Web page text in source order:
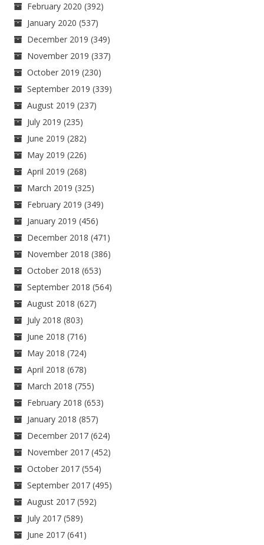
February 2020 (392)
January 2020 (537)
December 2019 (349)
November 2019 (337)
October 2019 (230)
September 2019 (339)
August 2019 (237)
July 2019 (235)
June 2019 (282)
May 2019 (226)
April 2019 (268)
March 2019 (325)
February 2019 (349)
January 2019 (456)
December 2018 (471)
November 2018 (386)
October 2018 (653)
September 2018 (564)
August 2018 (627)
July 2018 (803)
June 2018 (716)
May 2018 (724)
April 2018 (678)
March 2018 (755)
February 2018 (653)
January 2018 (857)
December 2017 (624)
November 2017 (452)
October 2017 (554)
September 2017 (495)
August 2017 (592)
July 2017 (589)
June 2017 (641)